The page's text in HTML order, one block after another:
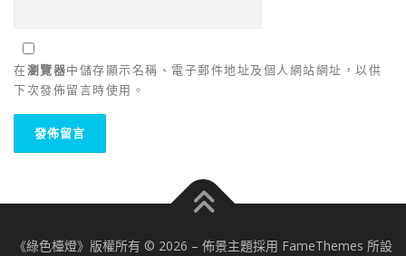
在瀏覽器中儲存顯示名稱、電子郵件地址及個人網站網址，以供
下次發佈留言時使用。
《綠色檯燈》版權所有 © 2026 – 佈景主題採用 FameThemes 所設